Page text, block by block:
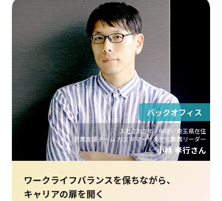
入社 2019年（中途）埼玉県在住
営業支援チーム カスタマーサクセス業務リーダー
小林 孝行さん
バックオフィス
ワークライフバランスを保ちながら、
キャリアの扉を開く